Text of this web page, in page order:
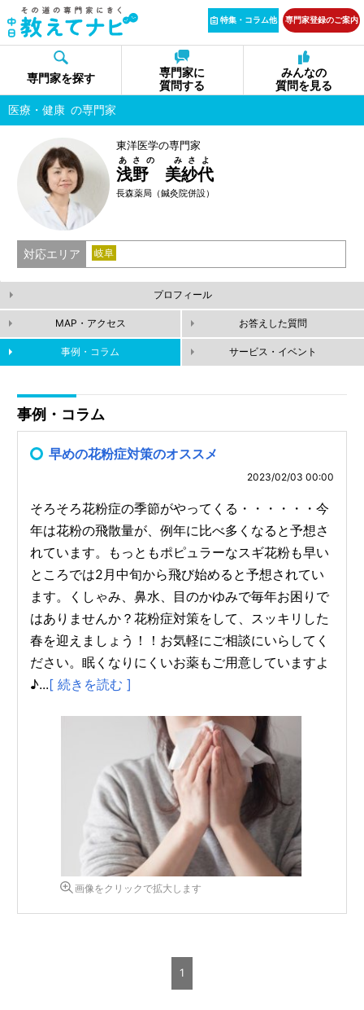
特集・コラム他 専門家登録のご案内
専門家を探す
専門家に
質問する
みんなの
質問を見る
医療・健康 の専門家
東洋医学の専門家
浅野 美紗代
あさの みさよ
長森薬局（鍼灸院併設）
対応エリア 岐阜
プロフィール
MAP・アクセス お答えした質問
事例・コラム サービス・イベント
事例・コラム
早めの花粉症対策のオススメ
2023/02/03 00:00
そろそろ花粉症の季節がやってくる・・・・・・今
年は花粉の飛散量が、例年に比べ多くなると予想さ
れています。もっともポピュラーなスギ花粉も早い
ところでは2月中旬から飛び始めると予想されてい
ます。くしゃみ、鼻水、目のかゆみで毎年お困りで
はありませんか？花粉症対策をして、スッキリした
春を迎えましょう！！お気軽にご相談にいらしてく
ださい。眠くなりにくいお薬もご用意していますよ
♪...[ 続きを読む ]
画像をクリックで拡大します
1